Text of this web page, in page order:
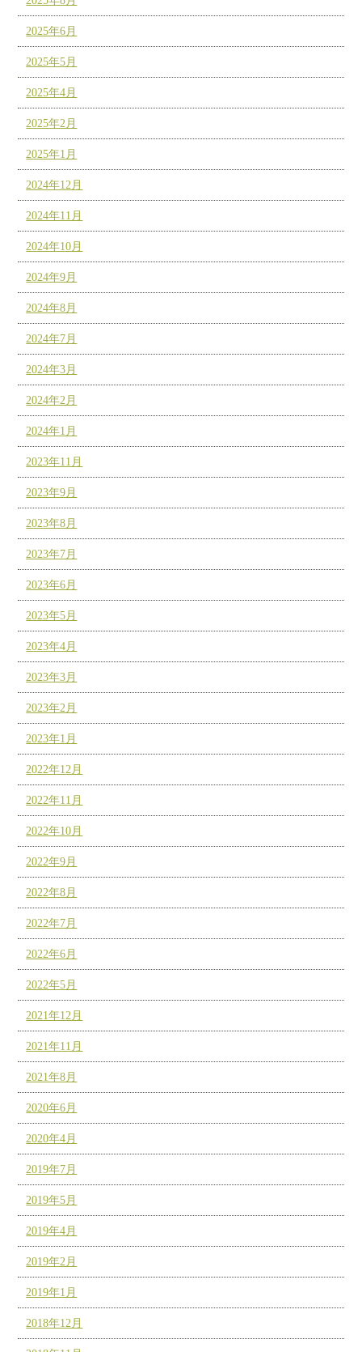
2025年6月
2025年5月
2025年4月
2025年2月
2025年1月
2024年12月
2024年11月
2024年10月
2024年9月
2024年8月
2024年7月
2024年3月
2024年2月
2024年1月
2023年11月
2023年9月
2023年8月
2023年7月
2023年6月
2023年5月
2023年4月
2023年3月
2023年2月
2023年1月
2022年12月
2022年11月
2022年10月
2022年9月
2022年8月
2022年7月
2022年6月
2022年5月
2021年12月
2021年11月
2021年8月
2020年6月
2020年4月
2019年7月
2019年5月
2019年4月
2019年2月
2019年1月
2018年12月